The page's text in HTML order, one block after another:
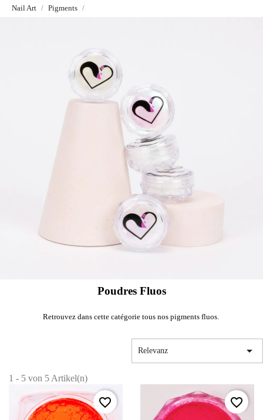
Nail Art Pigments
Poudres Fluos
Retrouvez dans cette catégorie tous nos pigments fluos.
Relevanz 
1 - 5 von 5 Artikel(n)
favorite_border favorite_border